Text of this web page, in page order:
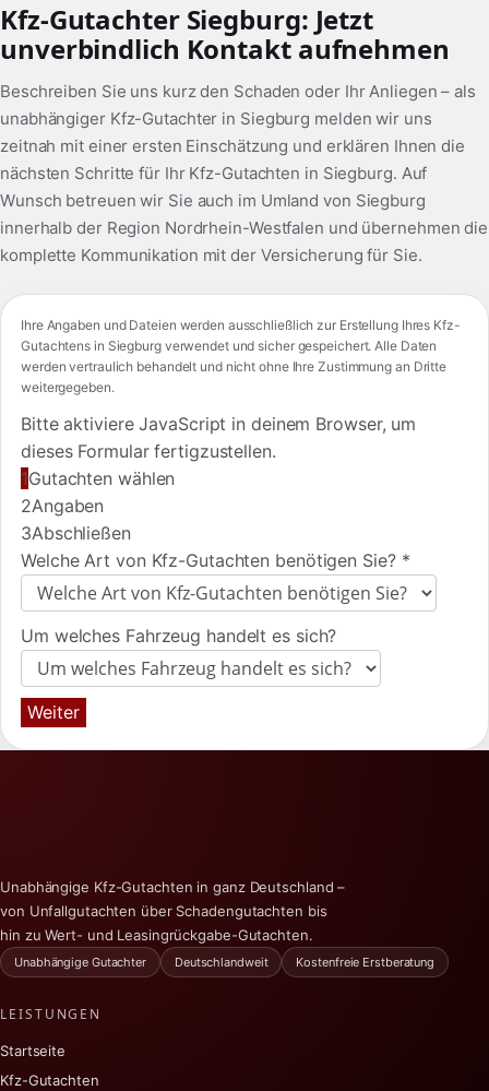
Kfz-Gutachter Siegburg: Jetzt
unverbindlich Kontakt aufnehmen
Beschreiben Sie uns kurz den Schaden oder Ihr Anliegen – als
unabhängiger Kfz-Gutachter in Siegburg melden wir uns
zeitnah mit einer ersten Einschätzung und erklären Ihnen die
nächsten Schritte für Ihr Kfz-Gutachten in Siegburg. Auf
Wunsch betreuen wir Sie auch im Umland von Siegburg
innerhalb der Region Nordrhein-Westfalen und übernehmen die
komplette Kommunikation mit der Versicherung für Sie.
Ihre Angaben und Dateien werden ausschließlich zur Erstellung Ihres Kfz-
Gutachtens in Siegburg verwendet und sicher gespeichert. Alle Daten
werden vertraulich behandelt und nicht ohne Ihre Zustimmung an Dritte
weitergegeben.
Bitte aktiviere JavaScript in deinem Browser, um
dieses Formular fertigzustellen.
1Gutachten wählen
2Angaben
3Abschließen
Welche Art von Kfz-Gutachten benötigen Sie? *
Um welches Fahrzeug handelt es sich?
Weiter
Unabhängige Kfz-Gutachten in ganz Deutschland –
von Unfallgutachten über Schadengutachten bis
hin zu Wert- und Leasingrückgabe-Gutachten.
Unabhängige Gutachter Deutschlandweit Kostenfreie Erstberatung
LEISTUNGEN
Startseite
Kfz-Gutachten